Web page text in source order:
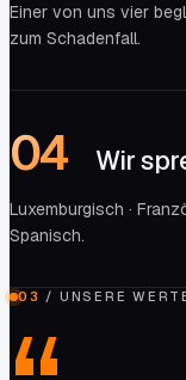
Einer von uns vier
zum Schadenfall.
04 Wir
Luxemburgisch ·
Spanisch.
03 / UNSERE